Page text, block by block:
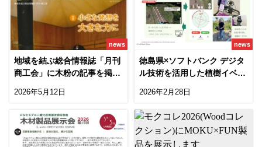
news
地域を結ぶ総合情報誌「月刊
商工会」に木粉の記事を掲載
2026年5月12日
news
徳島県×ソフトバンク デジタ
ル技術を活用した植樹イベン
場！）
2026年2月28日